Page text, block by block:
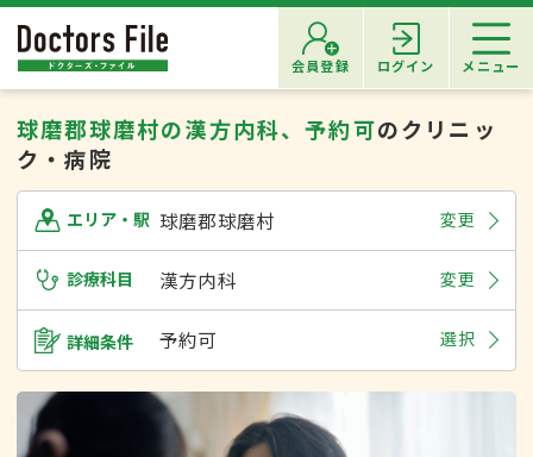
会員登録 ログイン メニュー
球磨郡球磨村の漢方内科、予約可のクリニッ
ク・病院
エリア・駅 球磨郡球磨村 変更
診療科目 漢方内科 変更
詳細条件 予約可 選択